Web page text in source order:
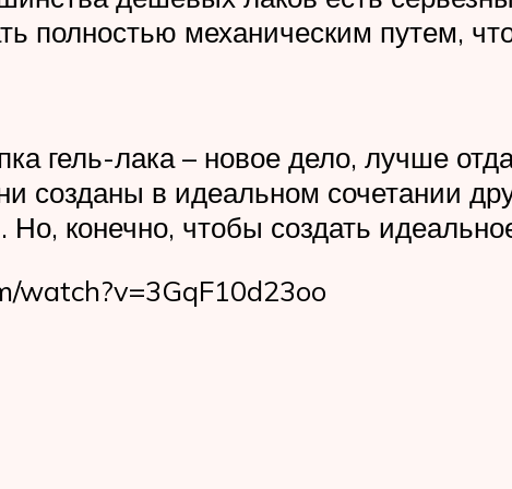
полностью механическим путем,
гель-лака – новое дело, лучше
в идеальном сочетании
конечно, чтобы создать
watch?v=3GqF10d23oo